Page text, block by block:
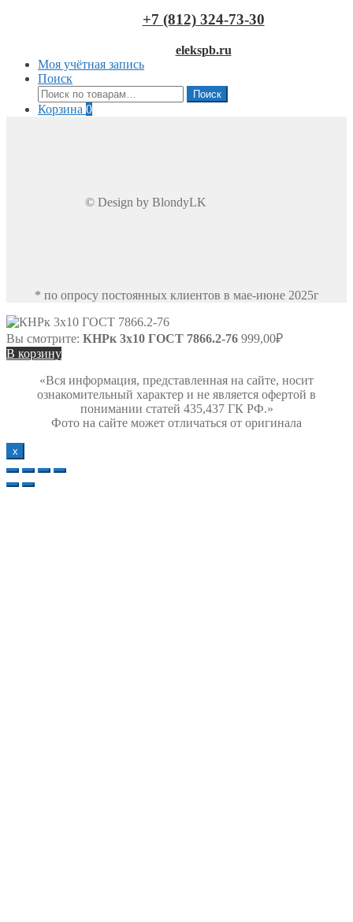
+7 (812) 324-73-30
elekspb.ru
Моя учётная запись
Поиск
Искать:
Поиск
Корзина 0
© Design by BlondyLK
* по опросу постоянных клиентов в мае-июне 2025г
Вы смотрите: КНРк 3х10 ГОСТ 7866.2-76 999,00₽
В корзину
«Вся информация, представленная на сайте, носит
ознакомительный характер и не является офертой в
понимании статей 435,437 ГК РФ.»
Фото на сайте может отличаться от оригинала
х